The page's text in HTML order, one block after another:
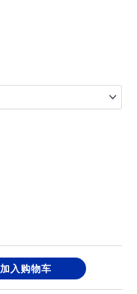
¥3,200.00
加入购物车